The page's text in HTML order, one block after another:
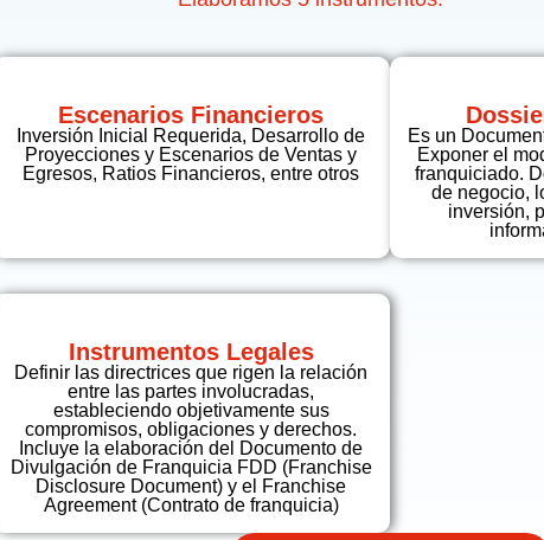
Escenarios Financieros
Inversión Inicial Requerida, Desarrollo de
Proyecciones y Escenarios de Ventas y
Egresos, Ratios Financieros, entre otros
Es un
Exponer el
franquiciado.
de negocio,
inversión,
Instrumentos Legales
Definir las directrices que rigen la relación
entre las partes involucradas,
estableciendo objetivamente sus
compromisos, obligaciones y derechos.
Incluye la elaboración del Documento de
Divulgación de Franquicia FDD (Franchise
Disclosure Document) y el Franchise
Agreement (Contrato de franquicia)